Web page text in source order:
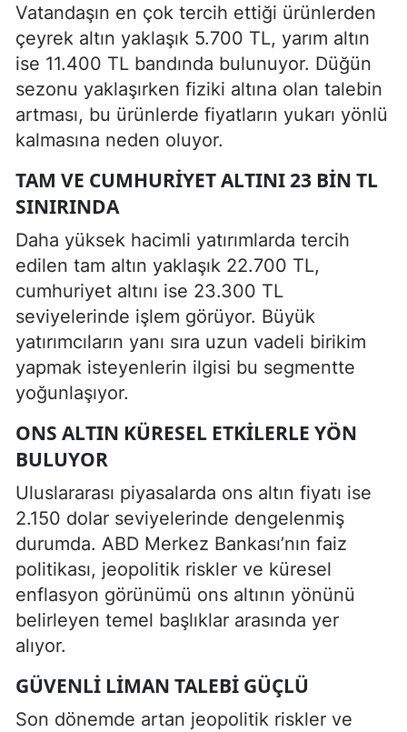
Vatandaşın en çok tercih ettiği ürünlerden
çeyrek altın yaklaşık 5.700 TL, yarım altın
ise 11.400 TL bandında bulunuyor. Düğün
sezonu yaklaşırken fiziki altına olan talebin
artması, bu ürünlerde fiyatların yukarı yönlü
kalmasına neden oluyor.
TAM VE CUMHURIYET ALTINI 23 BIN TL
SINIRINDA
Daha yüksek hacimli yatırımlarda tercih
edilen tam altın yaklaşık 22.700 TL,
cumhuriyet altını ise 23.300 TL
seviyelerinde işlem görüyor. Büyük
yatırımcıların yanı sıra uzun vadeli birikim
yapmak isteyenlerin ilgisi bu segmentte
yoğunlaşıyor.
ONS ALTIN KÜRESEL ETKILERLE YÖN
BULUYOR
Uluslararası piyasalarda ons altın fiyatı ise
2.150 dolar seviyelerinde dengelenmiş
durumda. ABD Merkez Bankası’nın faiz
politikası, jeopolitik riskler ve küresel
enflasyon görünümü ons altının yönünü
belirleyen temel başlıklar arasında yer
alıyor.
GÜVENLI LIMAN TALEBI GÜÇLÜ
Son dönemde artan jeopolitik riskler ve